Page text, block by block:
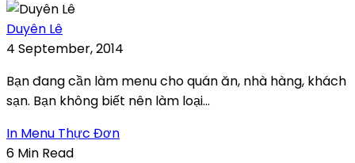
Duyên Lê
4 September, 2014
Bạn đang cần làm menu cho quán ăn, nhà hàng, khách
sạn. Bạn không biết nên làm loại...
In Menu Thực Đơn
6 Min Read